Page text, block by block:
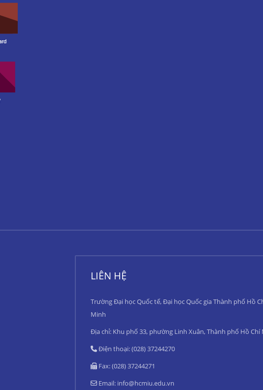
LIÊN HỆ
Trường Đại học Quốc tế, Đại học Quốc gia Thành phố Hồ
Minh
Địa chỉ: Khu phố 33, phường Linh Xuân, Thành phố Hồ Chí
Điện thoại: (028) 37244270
Fax: (028) 37244271
Email: info@hcmiu.edu.vn